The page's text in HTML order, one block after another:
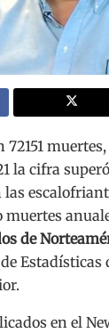
72151
la cifra
las
muertes
de
Estadísticas
en el